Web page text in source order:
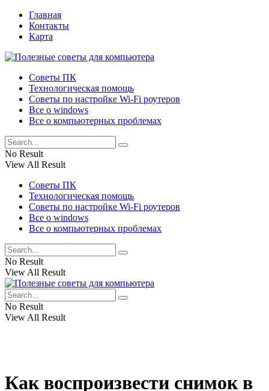
Главная
Контакты
Карта
Советы ПК
Технологическая помощь
Советы по настройке Wi-Fi роутеров
Все о windows
Все о компьютерных проблемах
No Result
View All Result
Советы ПК
Технологическая помощь
Советы по настройке Wi-Fi роутеров
Все о windows
Все о компьютерных проблемах
No Result
View All Result
No Result
View All Result
Как воспроизвести снимок в